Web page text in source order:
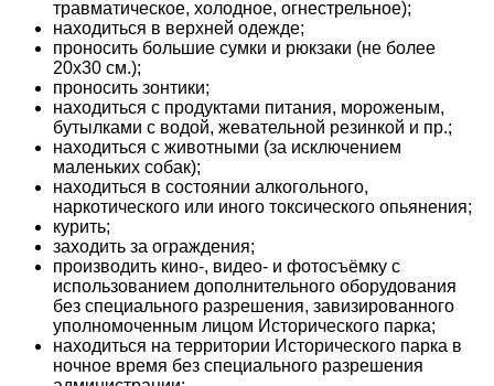
травматическое, холодное, огнестрельное);
находиться в верхней одежде;
проносить большие сумки и рюкзаки (не более
20х30 см.);
проносить зонтики;
находиться с продуктами питания, мороженым,
бутылками с водой, жевательной резинкой и пр.;
находиться с животными (за исключением
маленьких собак);
находиться в состоянии алкогольного,
наркотического или иного токсического опьянения;
курить;
заходить за ограждения;
производить кино-, видео- и фотосъёмку с
использованием дополнительного оборудования
без специального разрешения, завизированного
уполномоченным лицом Исторического парка;
находиться на территории Исторического парка в
ночное время без специального разрешения